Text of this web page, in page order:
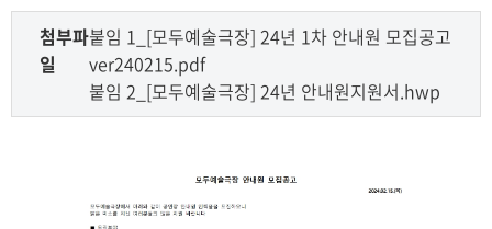
첨부파
일
붙임 1_[모두예술극장] 24년 1차 안내원 모집공고
ver240215.pdf
붙임 2_[모두예술극장] 24년 안내원지원서.hwp